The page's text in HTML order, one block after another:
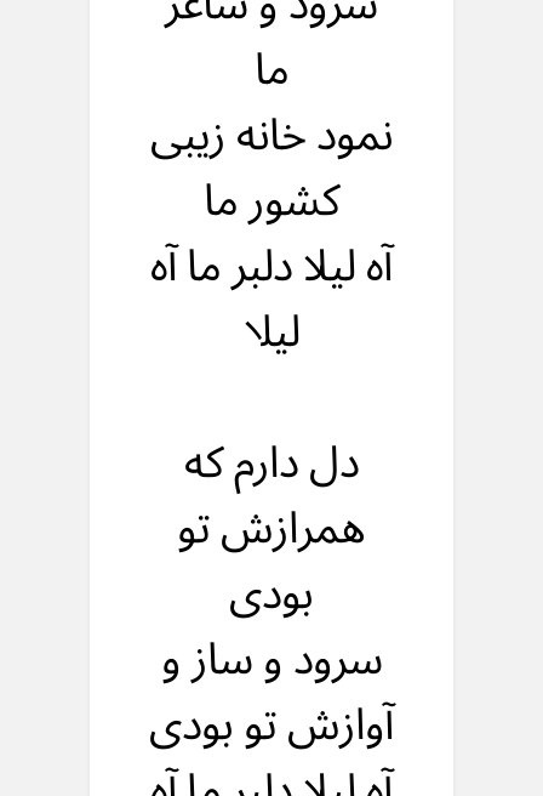
ما
نمود خانه زیبی
کشور ما
آه لیلا دلبر ما آه
لیلا
دل دارم که
همرازش تو
بودی
سرود و ساز و
آوازش تو بودی